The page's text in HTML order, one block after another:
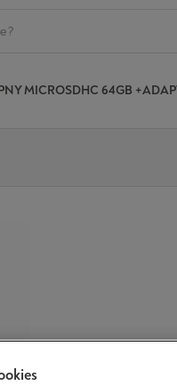
MICROSDHC 64GB